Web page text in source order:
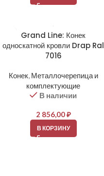
Grand Line: Конек
односкатной кровли Drap Ral
7016
Конек, Металлочерепица и
комплектующие
В наличии
2 856,00₽
В КОРЗИНУ